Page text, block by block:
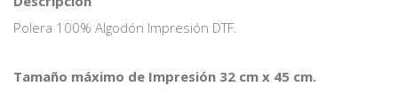
Polera 100% Algodón Impresión DTF.
Tamaño máximo de Impresión 32 cm x 45 cm.